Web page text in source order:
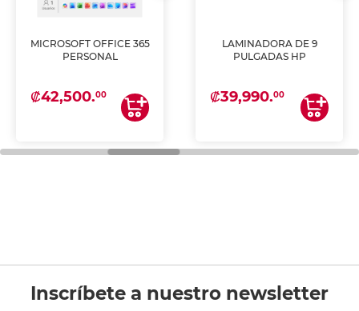
MICROSOFT OFFICE 365
PERSONAL
₡42,500.00
LAMINADORA DE 9
PULGADAS HP
₡39,990.00
Inscríbete a nuestro newsletter